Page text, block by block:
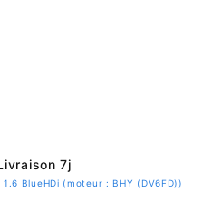
7j
1.6 BlueHDi (moteur : BHY (DV6FD))